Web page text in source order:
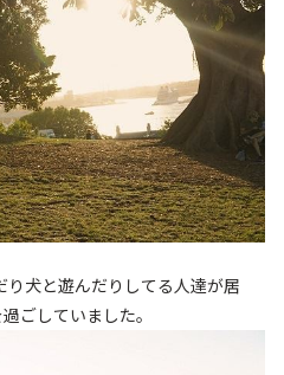
犬と遊んだりしてる人達が居
ごしていました。